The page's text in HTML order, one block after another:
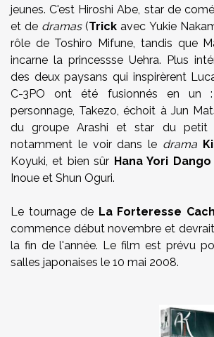
jeunes. C'est Hiroshi Abe, star de
et de dramas(Trickavec Yukie
rôle de Toshiro Mifune, tandis que
incarne la princessse Uehra. Plus
des deux paysans qui inspirèrent
C-3PO ont été fusionnés en
personnage, Takezo, échoit à Jun
du groupe Arashi et star du petit
notamment le voir dans le drama
Koyuki, et bien sûr Hana Yori Dango
Inoue et Shun Oguri.
Le tournage de La Forteresse
commence début novembre et
la fin de l'année. Le film est prévu
salles japonaises le 10 mai 2008.